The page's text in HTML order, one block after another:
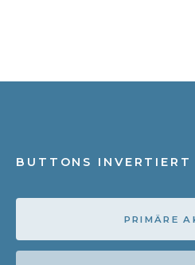
BUTTONS INVERTIERT
PRIMÄRE